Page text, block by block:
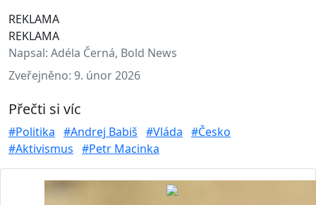
REKLAMA
REKLAMA
Napsal: Adéla Černá, Bold News
Zveřejněno: 9. únor 2026
Přečti si víc
#Politika #Andrej Babiš #Vláda #Česko
#Aktivismus #Petr Macinka